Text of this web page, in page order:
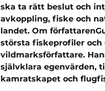
ska ta rätt beslut och
avkoppling, fiske och
landet. Om
största fiskeprofiler och
vildmarksförfattare.
självklara egenvärden,
kamratskapet och